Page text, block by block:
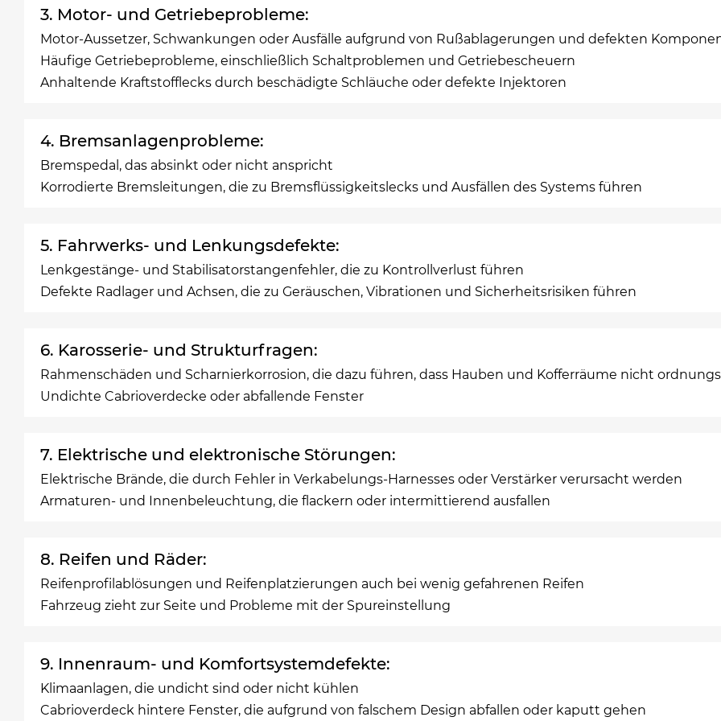
3. Motor- und Getriebeprobleme:
Motor-Aussetzer, Schwankungen oder Ausfälle aufgrund von Rußablagerungen und defekten
Häufige Getriebeprobleme, einschließlich Schaltproblemen und Getriebescheuern
Anhaltende Kraftstofflecks durch beschädigte Schläuche oder defekte Injektoren
4. Bremsanlagenprobleme:
Bremspedal, das absinkt oder nicht anspricht
Korrodierte Bremsleitungen, die zu Bremsflüssigkeitslecks und Ausfällen des Systems führen
5. Fahrwerks- und Lenkungsdefekte:
Lenkgestänge- und Stabilisatorstangenfehler, die zu Kontrollverlust führen
Defekte Radlager und Achsen, die zu Geräuschen, Vibrationen und Sicherheitsrisiken führen
6. Karosserie- und Strukturfragen:
Rahmenschäden und Scharnierkorrosion, die dazu führen, dass Hauben und Kofferräume nicht
Undichte Cabrioverdecke oder abfallende Fenster
7. Elektrische und elektronische Störungen:
Elektrische Brände, die durch Fehler in Verkabelungs-Harnesses oder Verstärker verursacht werden
Armaturen- und Innenbeleuchtung, die flackern oder intermittierend ausfallen
8. Reifen und Räder:
Reifenprofilablösungen und Reifenplatzierungen auch bei wenig gefahrenen Reifen
Fahrzeug zieht zur Seite und Probleme mit der Spureinstellung
9. Innenraum- und Komfortsystemdefekte:
Klimaanlagen, die undicht sind oder nicht kühlen
Cabrioverdeck hintere Fenster, die aufgrund von falschem Design abfallen oder kaputt gehen